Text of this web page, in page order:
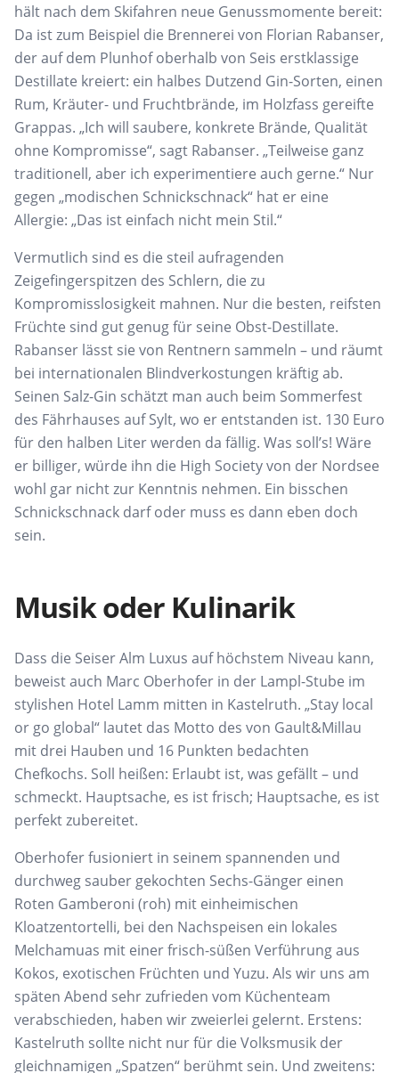
hält nach dem Skifahren neue Genussmomente bereit:
Da ist zum Beispiel die Brennerei von Florian Rabanser,
der auf dem Plunhof oberhalb von Seis erstklassige
Destillate kreiert: ein halbes Dutzend Gin-Sorten, einen
Rum, Kräuter- und Fruchtbrände, im Holzfass gereifte
Grappas. „Ich will saubere, konkrete Brände, Qualität
ohne Kompromisse“, sagt Rabanser. „Teilweise ganz
traditionell, aber ich experimentiere auch gerne.“ Nur
gegen „modischen Schnickschnack“ hat er eine
Allergie: „Das ist einfach nicht mein Stil.“
Vermutlich sind es die steil aufragenden
Zeigefingerspitzen des Schlern, die zu
Kompromisslosigkeit mahnen. Nur die besten, reifsten
Früchte sind gut genug für seine Obst-Destillate.
Rabanser lässt sie von Rentnern sammeln – und räumt
bei internationalen Blindverkostungen kräftig ab.
Seinen Salz-Gin schätzt man auch beim Sommerfest
des Fährhauses auf Sylt, wo er entstanden ist. 130 Euro
für den halben Liter werden da fällig. Was soll’s! Wäre
er billiger, würde ihn die High Society von der Nordsee
wohl gar nicht zur Kenntnis nehmen. Ein bisschen
Schnickschnack darf oder muss es dann eben doch
sein.
Musik oder Kulinarik
Dass die Seiser Alm Luxus auf höchstem Niveau kann,
beweist auch Marc Oberhofer in der Lampl-Stube im
stylishen Hotel Lamm mitten in Kastelruth. „Stay local
or go global“ lautet das Motto des von Gault&Millau
mit drei Hauben und 16 Punkten bedachten
Chefkochs. Soll heißen: Erlaubt ist, was gefällt – und
schmeckt. Hauptsache, es ist frisch; Hauptsache, es ist
perfekt zubereitet.
Oberhofer fusioniert in seinem spannenden und
durchweg sauber gekochten Sechs-Gänger einen
Roten Gamberoni (roh) mit einheimischen
Kloatzentortelli, bei den Nachspeisen ein lokales
Melchamuas mit einer frisch-süßen Verführung aus
Kokos, exotischen Früchten und Yuzu. Als wir uns am
späten Abend sehr zufrieden vom Küchenteam
verabschieden, haben wir zweierlei gelernt. Erstens:
Kastelruth sollte nicht nur für die Volksmusik der
gleichnamigen „Spatzen“ berühmt sein. Und zweitens: